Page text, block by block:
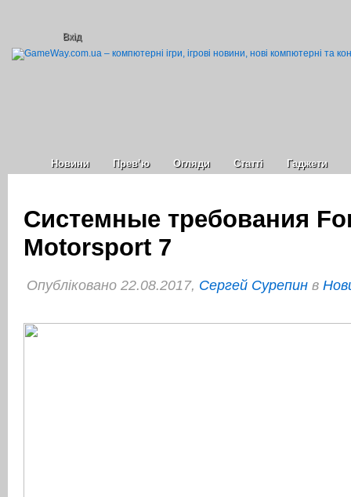
Вхід
Новини Прев’ю Огляди Статті Гаджети
Системные требования
Motorsport 7
Опубліковано 22.08.2017, Сергей Сурепин в